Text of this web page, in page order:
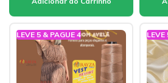
LEVE 5 & PAGUE 4 LEVE